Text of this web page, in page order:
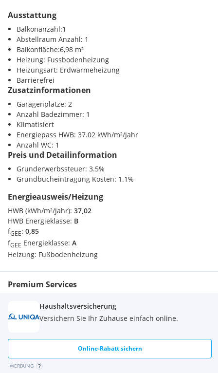
Edles Eichenparkett, auf Wunsch im französischen
Fischgrätmuster, dazu weiß lasierte Wände, raumhohe
Fenster und Türen. In Harmonie 17 spürt man, wie viel Ruhe
in der Reduktion liegt.
Feine Küche
Auf Wunsch gestaltet unser Architekturbüro Ihre Küche als
Unikat - individuell geplant, mit edlen Materialien und
modernster Ausstattung.
Raffinierte Bäder
Walk-in-Duschen und Designer-Badewannen, rahmenlose
Spiegel, Armaturen von Dornbracht. Reduziert und
hochwertig.
Fußbodenheizung und Betonkernaktivierung für sanfte
Deckenkühlung. Komfort, der mitdenkt.
Durchdacht bis ins Detail
Gesundheit
Arzt <1000m
Apotheke <500m
Klinik <2000m
Krankenhaus <1500m
Kinder / Schulen
Schule <1500m
Universität <2000m
Höhere Schule <3000m
Nahversorgung
Supermarkt <500m
Bäckerei <500m
Einkaufszentrum <2500m
U-Bahn <2500m
Bahnhof <2500m
Autobahnanschluss <5500m
Sonstige
Bank <2500m
Post <500m
Polizei <2500m
Ausstattung
Balkonanzahl:1
Abstellraum Anzahl: 1
Balkonfläche:6,98 m²
Heizung: Fussbodenheizung
Heizungsart: Erdwärmeheizung
Barrierefrei
Zusatzinformationen
Garagenplätze: 2
Anzahl Badezimmer: 1
Klimatisiert
Energiepass HWB: 37.02 kWh/m²/Jahr
Anzahl WC: 1
Preis und Detailinformation
Grunderwerbssteuer: 3.5%
Grundbucheintragung Kosten: 1.1%
Energieausweis/Heizung
HWB (kWh/m²/Jahr): 37,02
HWB Energieklasse: B
fGEE: 0,85
fGEE Energieklasse: A
Heizung: Fußbodenheizung
Premium Services
Haushaltsversicherung
Versichern Sie Ihr Zuhause einfach online.
Online-Rabatt sichern
WERBUNG